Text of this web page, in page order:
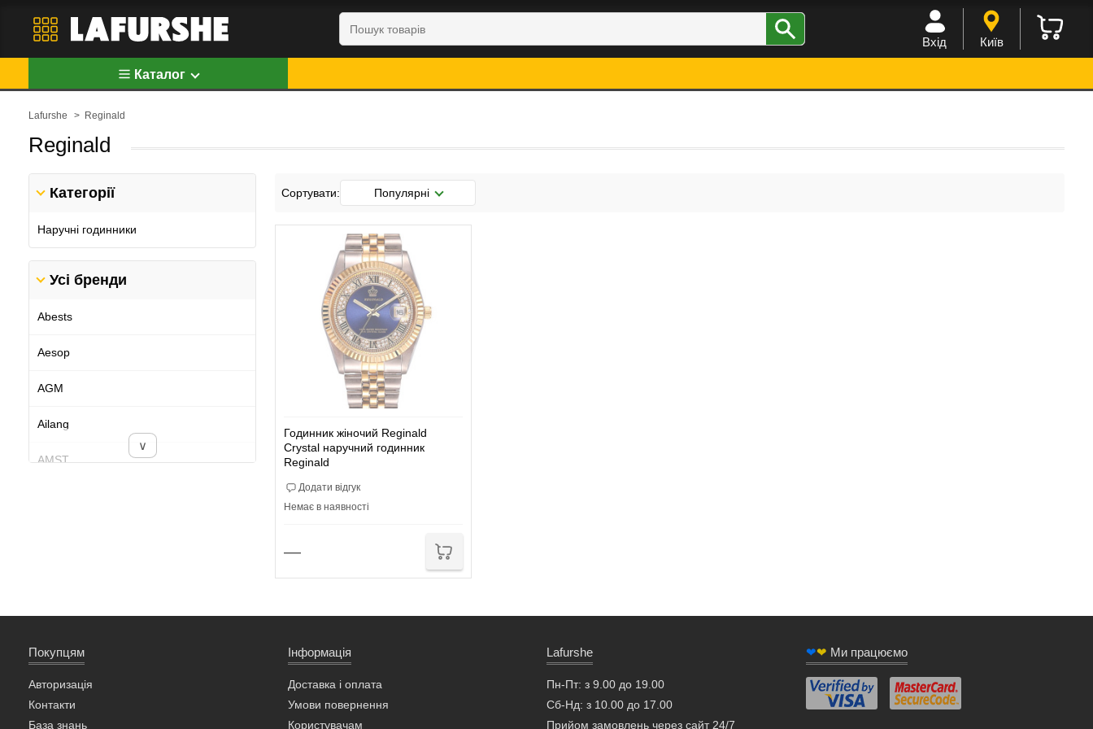
Вхід Київ
Каталог
Lafurshe > Reginald
Reginald
Категорії
Наручні годинники
Усі бренди
Abests
Aesop
AGM
Ailang
AMST
Best-Time
∨
Сортувати: Популярні
Годинник жіночий Reginald
Crystal наручний годинник
Reginald
Додати відгук
Немає в наявності
—
Покупцям
Авторизація
Контакти
База знань
Інформація
Доставка і оплата
Умови повернення
Користувачам
Lafurshe
Пн-Пт: з 9.00 до 19.00
Сб-Нд: з 10.00 до 17.00
Прийом замовлень через сайт 24/7
❤❤ Ми працюємо